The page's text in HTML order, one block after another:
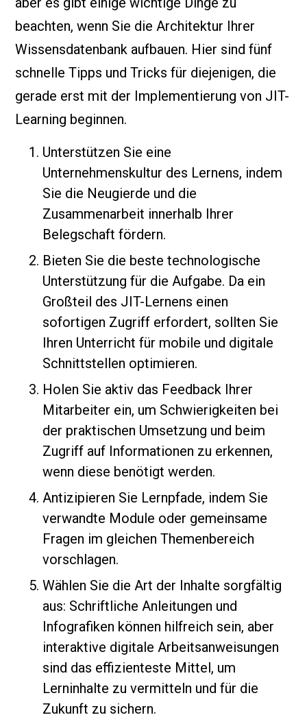
beachten, wenn Sie die Architektur Ihrer
Wissensdatenbank aufbauen. Hier sind fünf
schnelle Tipps und Tricks für diejenigen, die
gerade erst mit der Implementierung von JIT-
Learning beginnen.
Unterstützen Sie eine
Unternehmenskultur des Lernens, indem
Sie die Neugierde und die
Zusammenarbeit innerhalb Ihrer
Belegschaft fördern.
Bieten Sie die beste technologische
Unterstützung für die Aufgabe. Da ein
Großteil des JIT-Lernens einen
sofortigen Zugriff erfordert, sollten Sie
Ihren Unterricht für mobile und digitale
Schnittstellen optimieren.
Holen Sie aktiv das Feedback Ihrer
Mitarbeiter ein, um Schwierigkeiten bei
der praktischen Umsetzung und beim
Zugriff auf Informationen zu erkennen,
wenn diese benötigt werden.
Antizipieren Sie Lernpfade, indem Sie
verwandte Module oder gemeinsame
Fragen im gleichen Themenbereich
vorschlagen.
Wählen Sie die Art der Inhalte sorgfältig
aus: Schriftliche Anleitungen und
Infografiken können hilfreich sein, aber
interaktive digitale Arbeitsanweisungen
sind das effizienteste Mittel, um
Lerninhalte zu vermitteln und für die
Zukunft zu sichern.